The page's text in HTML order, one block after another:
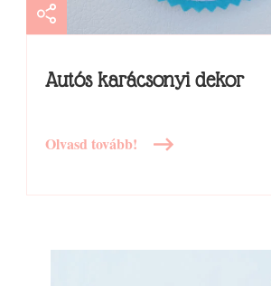
Autós karácsonyi dekor
Olvasd tovább!